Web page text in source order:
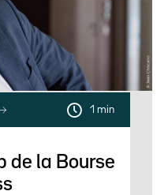
1 min
de la Bourse